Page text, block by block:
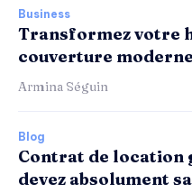
Business
Transformez votre
couverture
Armina Séguin
Blog
Contrat de location
devez absolument